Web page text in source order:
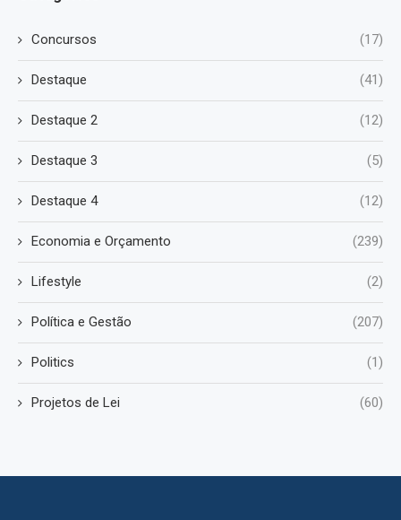
Concursos (17)
Destaque (41)
Destaque 2 (12)
Destaque 3 (5)
Destaque 4 (12)
Economia e Orçamento (239)
Lifestyle (2)
Política e Gestão (207)
Politics (1)
Projetos de Lei (60)